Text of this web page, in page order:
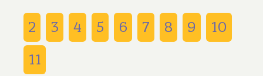
2 3 4 5 6 7 8 9
10
11